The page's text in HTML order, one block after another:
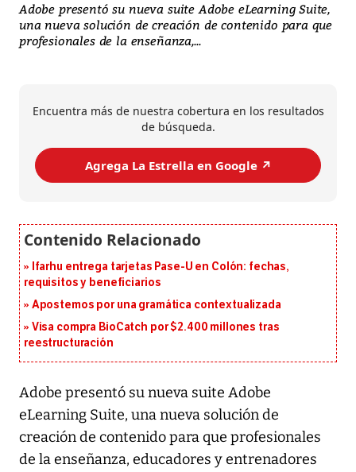
Adobe presentó su nueva suite Adobe eLearning Suite,
una nueva solución de creación de contenido para que
profesionales de la enseñanza,...
Encuentra más de nuestra cobertura en los resultados
de búsqueda.
Agrega La Estrella en Google ↗️
Ifarhu entrega tarjetas Pase-U en Colón: fechas,
requisitos y beneficiarios
Apostemos por una gramática contextualizada
Visa compra BioCatch por $2.400 millones tras
reestructuración
Adobe presentó su nueva suite Adobe
eLearning Suite, una nueva solución de
creación de contenido para que profesionales
de la enseñanza, educadores y entrenadores